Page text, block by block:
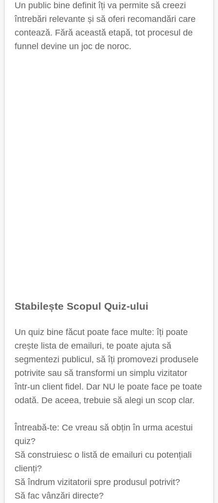
Un public bine definit îți va permite să creezi
întrebări relevante și să oferi recomandări care
contează. Fără această etapă, tot procesul de
funnel devine un joc de noroc.
Stabilește Scopul Quiz-ului
Un quiz bine făcut poate face multe: îți poate
crește lista de emailuri, te poate ajuta să
segmentezi publicul, să îți promovezi produsele
potrivite sau să transformi un simplu vizitator
într-un client fidel. Dar NU le poate face pe toate
odată. De aceea, trebuie să alegi un scop clar.
Întreabă-te: Ce vreau să obțin în urma acestui
quiz?
Să construiesc o listă de emailuri cu potențiali
clienți?
Să îndrum vizitatorii spre produsul potrivit?
Să fac vânzări directe?